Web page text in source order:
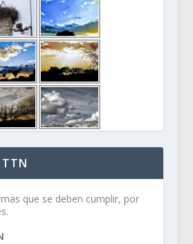
TTN
que se deben cumplir, por